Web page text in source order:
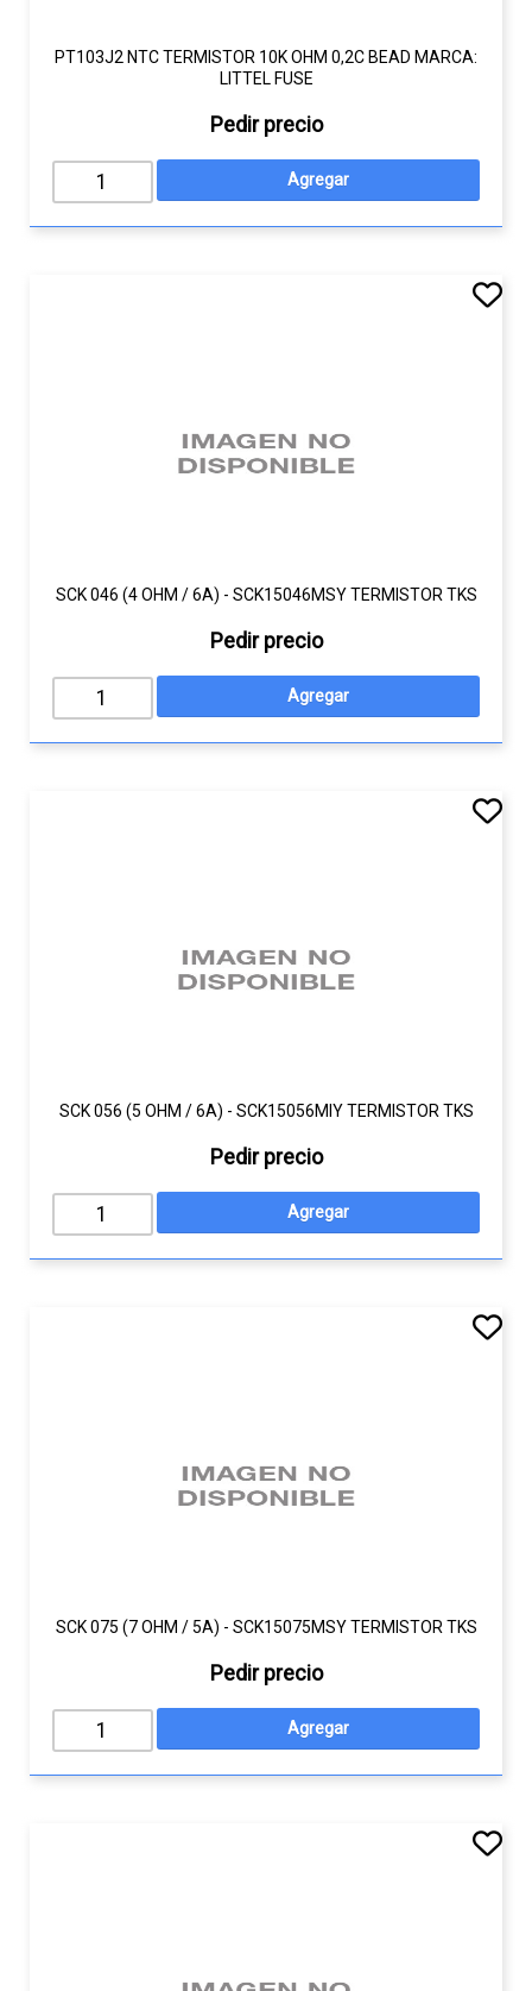
PT103J2 NTC TERMISTOR 10K OHM 0,2C BEAD MARCA:
LITTEL FUSE
Pedir precio
SCK 046 (4 OHM / 6A) - SCK15046MSY TERMISTOR TKS
Pedir precio
SCK 056 (5 OHM / 6A) - SCK15056MIY TERMISTOR TKS
Pedir precio
SCK 075 (7 OHM / 5A) - SCK15075MSY TERMISTOR TKS
Pedir precio